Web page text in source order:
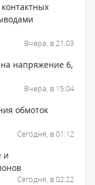
Вчера, в 21:03
напряжение 6,
Вчера, в 15:04
обмоток
Сегодня, в 01:12
и
Сегодня, в 02:22